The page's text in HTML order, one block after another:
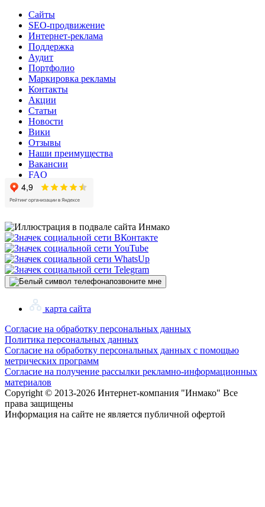
Сайты
SEO-продвижение
Интернет-реклама
Поддержка
Аудит
Портфолио
Маркировка рекламы
Контакты
Акции
Статьи
Новости
Вики
Отзывы
Наши преимущества
Вакансии
FAQ
позвоните мне
карта сайта
Согласие на обработку персональных данных
Политика персональных данных
Согласие на обработку персональных данных с помощью
метрических программ
Согласие на получение рассылки рекламно-информационных
материалов
Copyright © 2013-2026 Интернет-компания "Инмако" Все
права защищены
Информация на сайте не является публичной офертой